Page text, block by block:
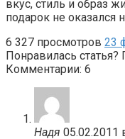
вкус, стиль и образ
подарок не оказался
6 327 просмотров 23
Понравилась статья?
Комментарии: 6
Надя 05.02.2011